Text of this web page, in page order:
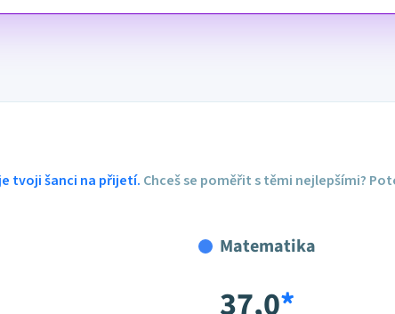
tvoji šanci na přijetí. Chceš se poměřit s těmi nejlepšími?
Matematika
37,0*